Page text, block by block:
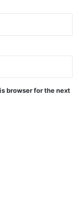
browser for the next